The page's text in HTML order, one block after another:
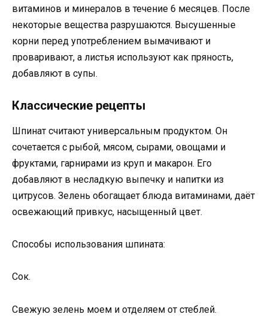
витаминов и минералов в течение 6 месяцев. После
некоторые вещества разрушаются. Высушенные
корни перед употреблением вымачивают и
проваривают, а листья используют как пряность,
добавляют в супы.
Классические рецепты
Шпинат считают универсальным продуктом. Он
сочетается с рыбой, мясом, сырами, овощами и
фруктами, гарнирами из круп и макарон. Его
добавляют в несладкую выпечку и напитки из
цитрусов. Зелень обогащает блюда витаминами, даёт
освежающий привкус, насыщенный цвет.
Способы использования шпината:
Сок.
Свежую зелень моем и отделяем от стеблей.